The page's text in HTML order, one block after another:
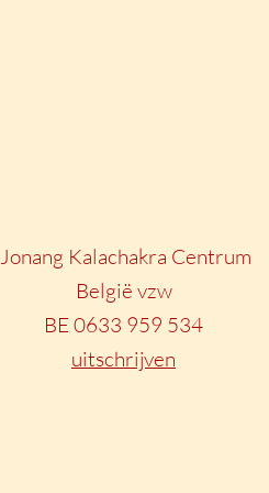
Jonang Kalachakra Centrum
België vzw
BE 0633 959 534
uitschrijven